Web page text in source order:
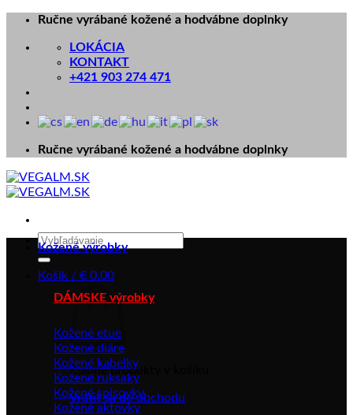
Skip
content
Ručne vyrábané kožené a hodvábne doplnky
LOKÁCIA
KONTAKT
+421 903 274 471
Ručne vyrábané kožené a hodvábne doplnky
Hľadať:
Košík / € 0.00
Žiadne produkty v košíku.
Vrátiť sa do obchodu
Kožené výrobky
DÁMSKE výrobky
Kožené etue
Kožené diáre
Kožené kabelky
Kožené ruksaky
Kožené spisovky
Kožené aktovky